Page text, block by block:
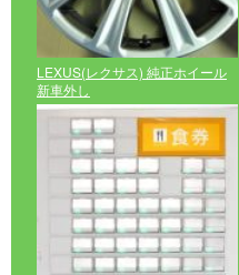
LEXUS(レクサス) 純正ホイール
新車外し